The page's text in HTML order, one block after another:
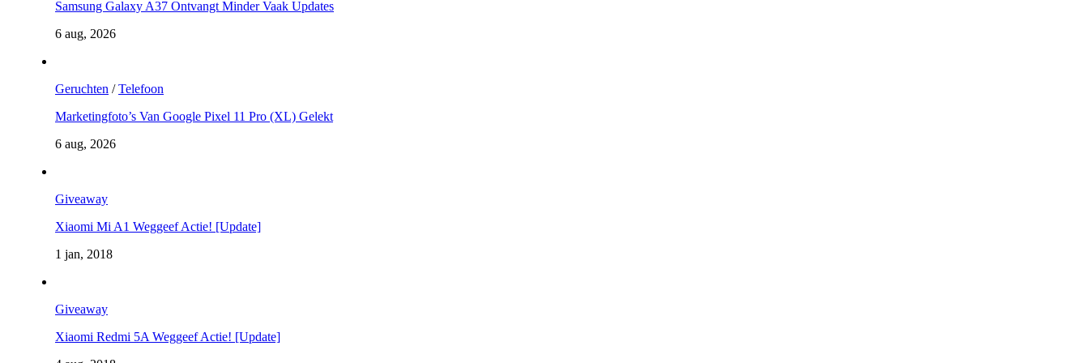
Samsung Galaxy A37 Ontvangt Minder Vaak Updates
6 aug, 2026
Geruchten /Telefoon
Marketingfoto’s Van Google Pixel 11 Pro (XL) Gelekt
6 aug, 2026
Giveaway
Xiaomi Mi A1 Weggeef Actie! [Update]
1 jan, 2018
Giveaway
Xiaomi Redmi 5A Weggeef Actie! [Update]